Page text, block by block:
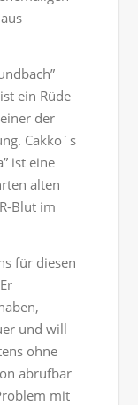
ein Rüde
der
Cakko´s
ist eine
alten
Blut im
für diesen
und will
ohne
abrufbar
mit